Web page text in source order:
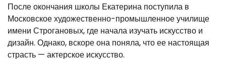
После окончания школы Екатерина поступила в
Московское художественно-промышленное училище
имени Строгановых, где начала изучать искусство и
дизайн. Однако, вскоре она поняла, что ее настоящая
страсть — актерское искусство.